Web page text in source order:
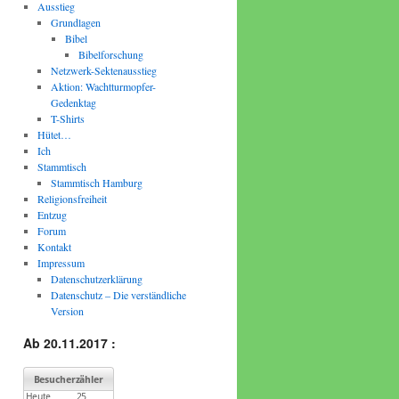
Ausstieg
Grundlagen
Bibel
Bibelforschung
Netzwerk-Sektenausstieg
Aktion: Wachtturmopfer-
Gedenktag
T-Shirts
Hütet…
Ich
Stammtisch
Stammtisch Hamburg
Religionsfreiheit
Entzug
Forum
Kontakt
Impressum
Datenschutzerklärung
Datenschutz – Die verständliche
Version
Ab 20.11.2017 :